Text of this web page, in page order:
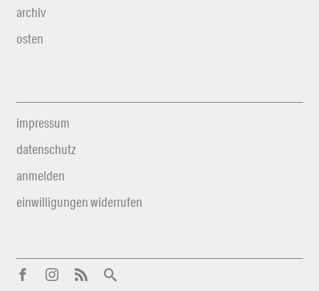
archiv
osten
impressum
datenschutz
anmelden
einwilligungen widerrufen